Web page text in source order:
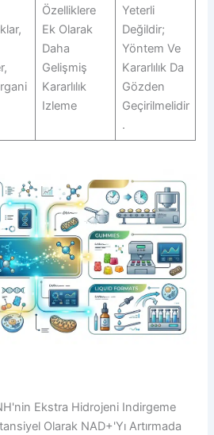
Özelliklere
Ek Olarak
Daha
Gelişmiş
Kararlılık
Izleme
Yeterli
Değildir;
Yöntem Ve
Kararlılık Da
Gözden
Geçirilmelidir
.
Ekstra Hidrojeni Indirgeme
Olarak NAD+'yı Artırmada